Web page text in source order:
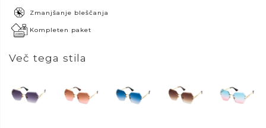
Zmanjšanje bleščanja
Kompleten paket
Več tega stila